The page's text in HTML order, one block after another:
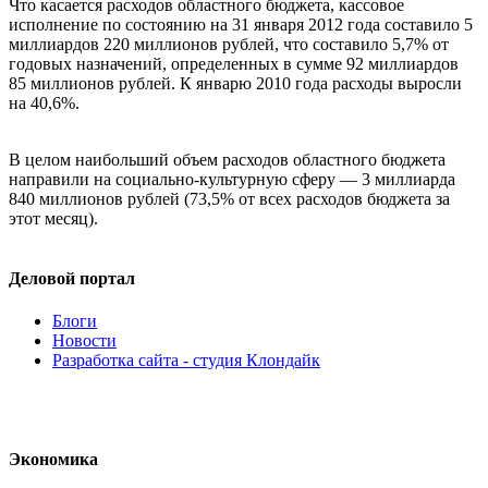
Что касается расходов областного бюджета, кассовое
исполнение по состоянию на 31 января 2012 года составило 5
миллиардов 220 миллионов рублей, что составило 5,7% от
годовых назначений, определенных в сумме 92 миллиардов
85 миллионов рублей. К январю 2010 года расходы выросли
на 40,6%.
В целом наибольший объем расходов областного бюджета
направили на социально-культурную сферу — 3 миллиарда
840 миллионов рублей (73,5% от всех расходов бюджета за
этот месяц).
Деловой портал
Блоги
Новости
Разработка сайта - студия Клондайк
Экономика